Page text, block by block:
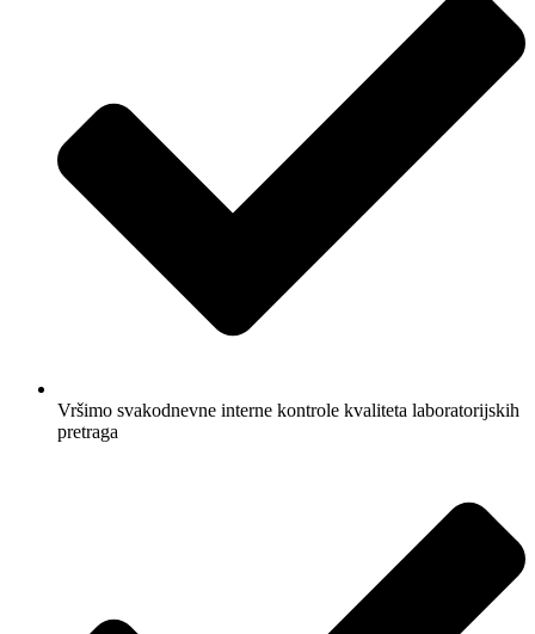
Vršimo svakodnevne interne kontrole kvaliteta laboratorijskih
pretraga